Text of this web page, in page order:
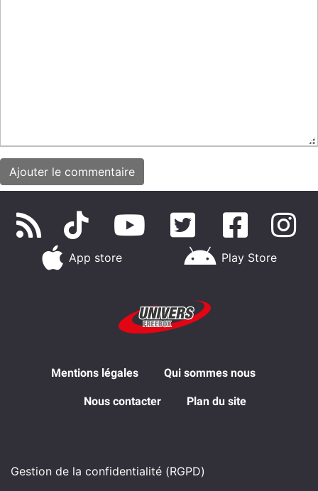
App store Play Store
Mentions légales Qui sommes nous
Nous contacter Plan du site
Gestion de la confidentialité (RGPD)